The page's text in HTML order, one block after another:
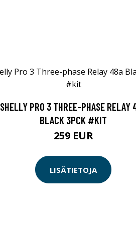
SHELLY PRO 3 THREE-PHASE RELAY
BLACK 3PCK #KIT
259 EUR
LISÄTIETOJA